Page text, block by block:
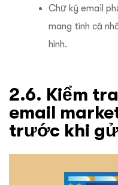
Chữ ký email
mang tính cá
hình.
2.6. Kiểm
email
trước khi